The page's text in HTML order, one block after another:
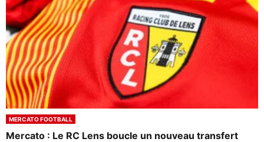
MERCATO FOOTBALL
Mercato : Le RC Lens boucle un nouveau transfert